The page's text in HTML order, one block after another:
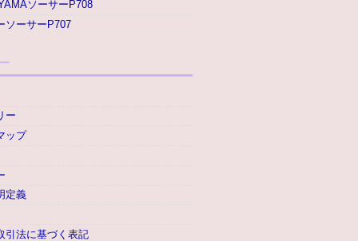
ソーサーP708
ソーサーP707
ー
ップ
定義
引法に基づく表記